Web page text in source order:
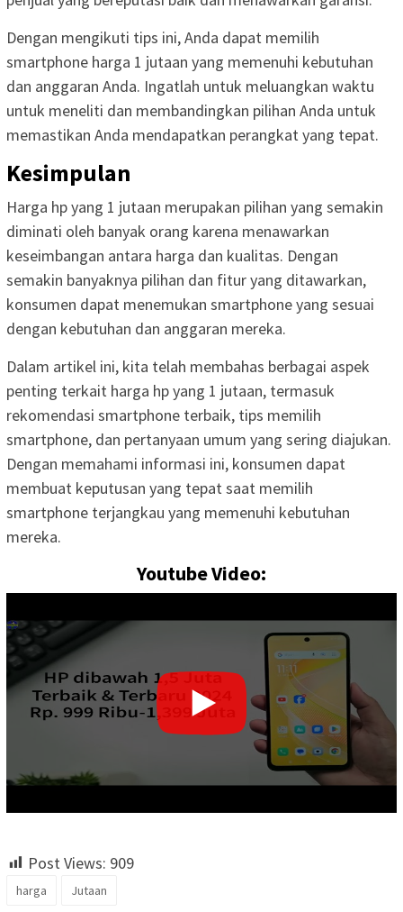
Dengan mengikuti tips ini, Anda dapat memilih
smartphone harga 1 jutaan yang memenuhi kebutuhan
dan anggaran Anda. Ingatlah untuk meluangkan waktu
untuk meneliti dan membandingkan pilihan Anda untuk
memastikan Anda mendapatkan perangkat yang tepat.
Kesimpulan
Harga hp yang 1 jutaan merupakan pilihan yang semakin
diminati oleh banyak orang karena menawarkan
keseimbangan antara harga dan kualitas. Dengan
semakin banyaknya pilihan dan fitur yang ditawarkan,
konsumen dapat menemukan smartphone yang sesuai
dengan kebutuhan dan anggaran mereka.
Dalam artikel ini, kita telah membahas berbagai aspek
penting terkait harga hp yang 1 jutaan, termasuk
rekomendasi smartphone terbaik, tips memilih
smartphone, dan pertanyaan umum yang sering diajukan.
Dengan memahami informasi ini, konsumen dapat
membuat keputusan yang tepat saat memilih
smartphone terjangkau yang memenuhi kebutuhan
mereka.
Youtube Video:
Post Views: 909
harga Jutaan